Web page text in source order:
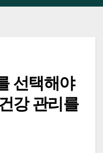
선택해야
강 관리를